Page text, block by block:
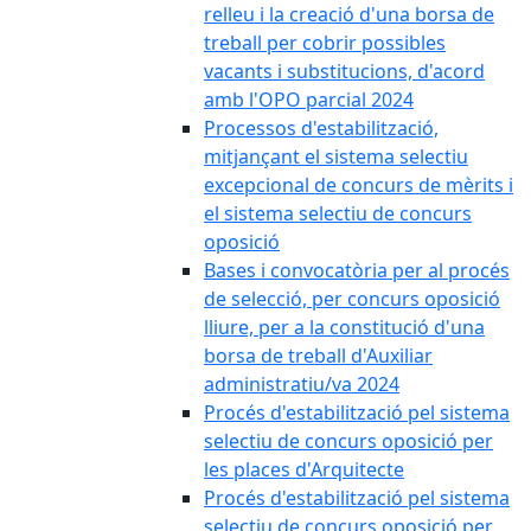
relleu i la creació d'una borsa de
treball per cobrir possibles
vacants i substitucions, d'acord
amb l'OPO parcial 2024
Processos d'estabilització,
mitjançant el sistema selectiu
excepcional de concurs de mèrits i
el sistema selectiu de concurs
oposició
Bases i convocatòria per al procés
de selecció, per concurs oposició
lliure, per a la constitució d'una
borsa de treball d'Auxiliar
administratiu/va 2024
Procés d'estabilització pel sistema
selectiu de concurs oposició per
les places d'Arquitecte
Procés d'estabilització pel sistema